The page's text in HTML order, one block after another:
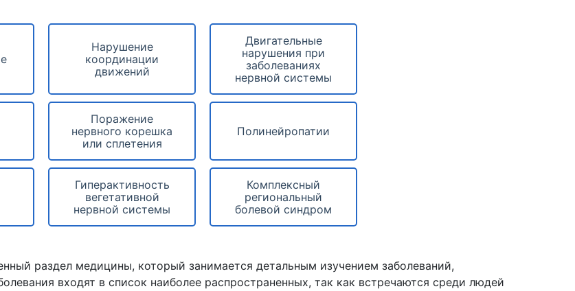
Нарушение
координации
движений
Двигательные
нарушения при
заболеваниях
нервной системы
Поражение
нервного корешка
или сплетения
Полинейропатии
Гиперактивность
вегетативной
нервной системы
Комплексный
региональный
болевой синдром
раздел медицины, который занимается детальным изучением заболеваний,
входят в список наиболее распространенных, так как встречаются среди людей